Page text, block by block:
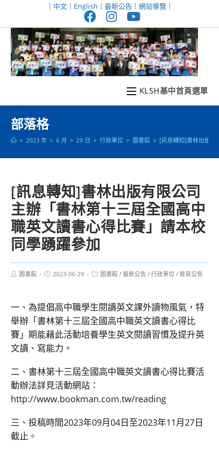
至
｜ 中文｜ English ｜ 最新公告｜ 網站導覽｜
KLSH基中首頁選單
部落格
> 2023 年 > 6 月 > 29 日 > 行政單位 > 圖書館 > [訊息轉知]書林出版有
[訊息轉知]書林出版有限公司
主辦「書林第十三屆全國高中
職英文讀書心得比賽」請本校
同學踴躍參加
Post圖書館
Post2023-06-29
Post圖書館 / 最新公告 / 行政單位 / 首頁公告
一、為提倡高中職學生閱讀英文課外讀物風氣，特
舉辦「書林第十三屆全國高中職英文讀書心得比
賽」期能藉此活動培養學生英文閱讀習慣及提升英
文讀、寫能力。
二、書林第十三屆全國高中職英文讀書心得比賽活
動辦法詳見活動網站：
http://www.bookman.com.tw/reading
三、投稿時間2023年09月04日至2023年11月27日
截止。